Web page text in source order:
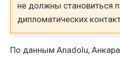
не должны становиться
дипломатических
По данным Anadolu,